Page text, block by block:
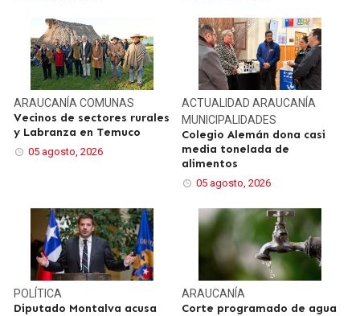
ARAUCANÍACOMUNAS
Vecinos de sectores rurales
y Labranza en Temuco
05 agosto, 2026
ACTUALIDAD ARAUCANÍA
MUNICIPALIDADES
Colegio Alemán dona casi
media tonelada de
alimentos
05 agosto, 2026
POLÍTICA
Diputado Montalva acusa
ARAUCANÍA
Corte programado de agua